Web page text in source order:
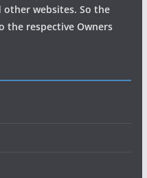
other websites. So the
the respective Owners